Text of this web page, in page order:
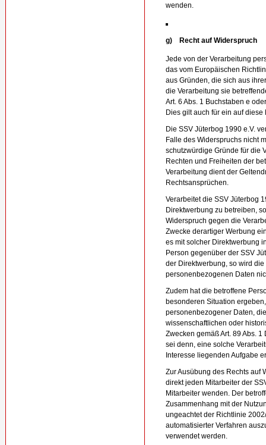
wenden.
g) Recht auf Widerspruch
Jede von der Verarbeitung
das vom Europäischen
aus Gründen, die sich aus
die Verarbeitung sie
Art. 6 Abs. 1 Buchstaben e
Dies gilt auch für ein auf
Die SSV Jüterbog 1990 e.V.
Falle des Widerspruchs nicht
schutzwürdige Gründe für die
Rechten und Freiheiten der
Verarbeitung dient der
Rechtsansprüchen.
Verarbeitet die SSV Jüterbog
Direktwerbung zu betreiben,
Widerspruch gegen die
Zwecke derartiger Werbung
es mit solcher Direktwerbung
Person gegenüber der SSV
der Direktwerbung, so wird
personenbezogenen Daten
Zudem hat die betroffene
besonderen Situation
personenbezogener Daten,
wissenschaftlichen oder
Zwecken gemäß Art. 89 Abs.
sei denn, eine solche
Interesse liegenden Aufgabe
Zur Ausübung des Rechts auf
direkt jeden Mitarbeiter der
Mitarbeiter wenden. Der
Zusammenhang mit der
ungeachtet der Richtlinie
automatisierter Verfahren
verwendet werden.